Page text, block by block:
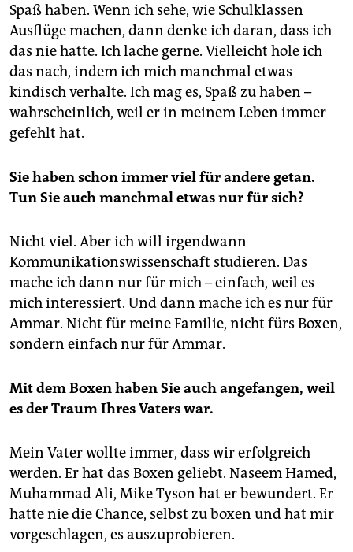
Spaß haben. Wenn ich sehe, wie Schulklassen
Ausflüge machen, dann denke ich daran, dass ich
das nie hatte. Ich lache gerne. Vielleicht hole ich
das nach, indem ich mich manchmal etwas
kindisch verhalte. Ich mag es, Spaß zu haben –
wahrscheinlich, weil er in meinem Leben immer
gefehlt hat.
Sie haben schon immer viel für andere getan.
Tun Sie auch manchmal etwas nur für sich?
Nicht viel. Aber ich will irgendwann
Kommunikationswissenschaft studieren. Das
mache ich dann nur für mich – einfach, weil es
mich interessiert. Und dann mache ich es nur für
Ammar. Nicht für meine Familie, nicht fürs Boxen,
sondern einfach nur für Ammar.
Mit dem Boxen haben Sie auch angefangen, weil
es der Traum Ihres Vaters war.
Mein Vater wollte immer, dass wir erfolgreich
werden. Er hat das Boxen geliebt. Naseem Hamed,
Muhammad Ali, Mike Tyson hat er bewundert. Er
hatte nie die Chance, selbst zu boxen und hat mir
vorgeschlagen, es auszuprobieren.